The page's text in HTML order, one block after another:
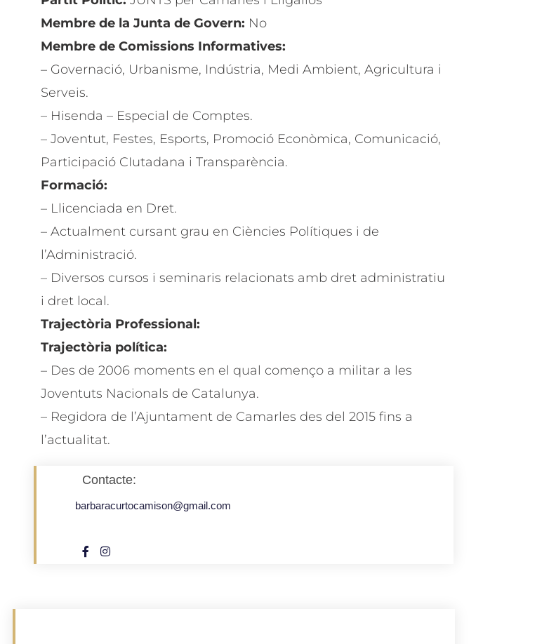
Membre de la Junta de Govern: No
Membre de Comissions Informatives:
– Governació, Urbanisme, Indústria, Medi Ambient, Agricultura i
Serveis.
– Hisenda – Especial de Comptes.
– Joventut, Festes, Esports, Promoció Econòmica, Comunicació,
Participació CIutadana i Transparència.
Formació:
– Llicenciada en Dret.
– Actualment cursant grau en Ciències Polítiques i de
l’Administració.
– Diversos cursos i seminaris relacionats amb dret administratiu
i dret local.
Trajectòria Professional:
Trajectòria política:
– Des de 2006 moments en el qual començo a militar a les
Joventuts Nacionals de Catalunya.
– Regidora de l’Ajuntament de Camarles des del 2015 fins a
l’actualitat.
Contacte:
barbaracurtocamison@gmail.com